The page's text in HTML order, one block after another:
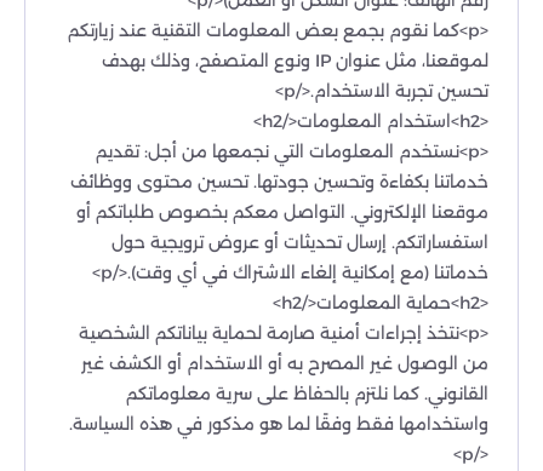
<p>كما نقوم بجمع بعض المعلومات التقنية عند زيارتكم
لموقعنا، مثل عنوان IP ونوع المتصفح، وذلك بهدف
تحسين تجربة الاستخدام.</p>
<h2>استخدام المعلومات</h2>
<p>نستخدم المعلومات التي نجمعها من أجل: تقديم
خدماتنا بكفاءة وتحسين جودتها. تحسين محتوى ووظائف
موقعنا الإلكتروني. التواصل معكم بخصوص طلباتكم أو
استفساراتكم. إرسال تحديثات أو عروض ترويجية حول
خدماتنا (مع إمكانية إلغاء الاشتراك في أي وقت).</p>
<h2>حماية المعلومات</h2>
<p>نتخذ إجراءات أمنية صارمة لحماية بياناتكم الشخصية
من الوصول غير المصرح به أو الاستخدام أو الكشف غير
القانوني. كما نلتزم بالحفاظ على سرية معلوماتكم
واستخدامها فقط وفقًا لما هو مذكور في هذه السياسة.
</p>